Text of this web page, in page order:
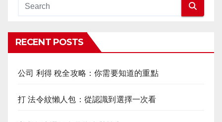
RECENT POSTS
公司 利得 稅全攻略：你需要知道的重點
打 法令紋懶人包：從認識到選擇一次看